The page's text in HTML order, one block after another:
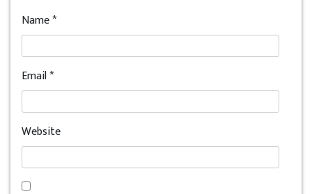
Name*
Email*
Website